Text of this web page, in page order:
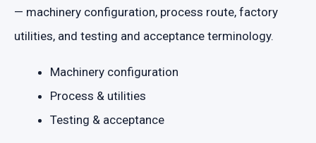
— machinery configuration, process route, factory
utilities, and testing and acceptance terminology.
Machinery configuration
Process & utilities
Testing & acceptance